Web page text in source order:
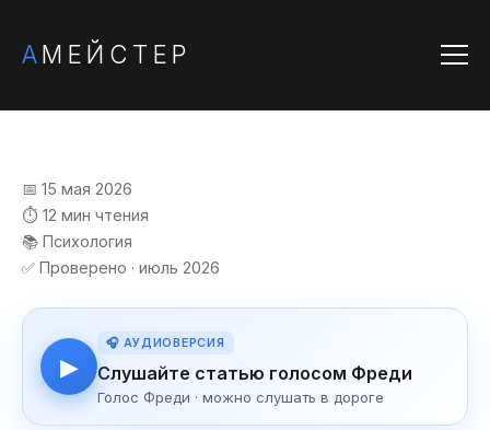
АМЕЙСТЕР
📅 15 мая 2026
⏱️ 12 мин чтения
📚 Психология
✅ Проверено · июль 2026
▶
🎧 АУДИОВЕРСИЯ
Слушайте статью голосом Фреди
Голос Фреди · можно слушать в дороге